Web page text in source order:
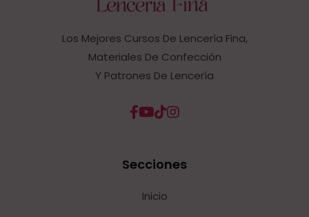
Los Mejores Cursos De Lencería Fina,
Materiales De Confección
Y Patrones De Lencería
Secciones
Inicio